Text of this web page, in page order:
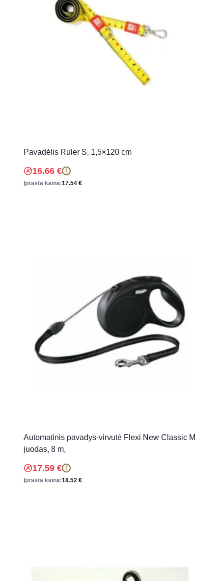
Pavadėlis Ruler S, 1,5×120 cm
16.66 € !
Įprasta kaina:17.54 €
Automatinis pavadys-virvutė Flexi New Classic M
juodas, 8 m,
17.59 € !
Įprasta kaina:18.52 €